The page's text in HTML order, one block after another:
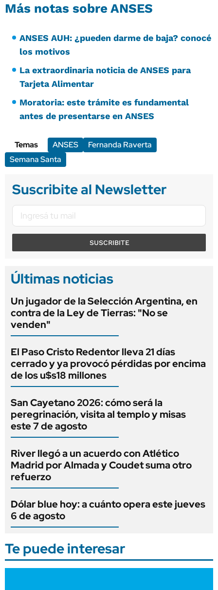
Más notas sobre ANSES
ANSES AUH: ¿pueden darme de baja? conocé
los motivos
La extraordinaria noticia de ANSES para
Tarjeta Alimentar
Moratoria: este trámite es fundamental
antes de presentarse en ANSES
Temas ANSES
Fernanda Raverta
Semana Santa
Suscribite al Newsletter
SUSCRIBITE
Últimas noticias
Un jugador de la Selección Argentina, en
contra de la Ley de Tierras: "No se
venden"
El Paso Cristo Redentor lleva 21 días
cerrado y ya provocó pérdidas por encima
de los u$s18 millones
San Cayetano 2026: cómo será la
peregrinación, visita al templo y misas
este 7 de agosto
River llegó a un acuerdo con Atlético
Madrid por Almada y Coudet suma otro
refuerzo
Dólar blue hoy: a cuánto opera este jueves
6 de agosto
Te puede interesar